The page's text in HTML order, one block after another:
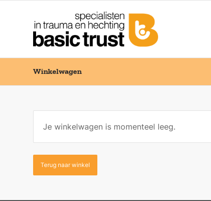
Winkelwagen
Je winkelwagen is momenteel leeg.
Terug naar winkel